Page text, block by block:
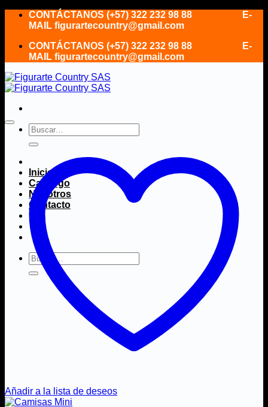
SaltarCONTÁCTANOS (+57) 322 232 98 88 E-
MAIL figurartecountry@gmail.com
CONTÁCTANOS (+57) 322 232 98 88 E-
MAIL figurartecountry@gmail.com
Buscar
por:
Inicio
Catálogo
Nosotros
Contacto
Buscar
por:
Añadir a la lista de deseos